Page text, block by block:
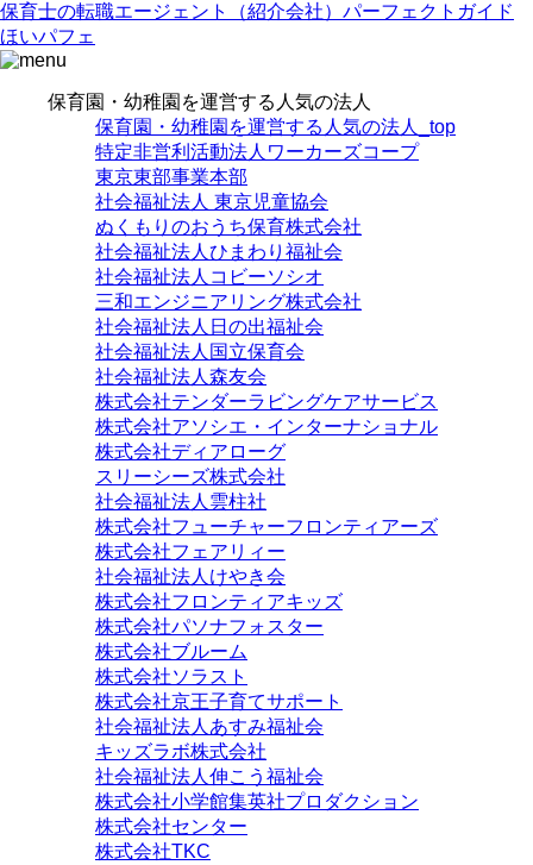
保育士の転職エージェント（紹介会社）パーフェクトガイド
ほいパフェ
保育園・幼稚園を運営する人気の法人
保育園・幼稚園を運営する人気の法人_top
特定非営利活動法人ワーカーズコープ
東京東部事業本部
社会福祉法人 東京児童協会
ぬくもりのおうち保育株式会社
社会福祉法人ひまわり福祉会
社会福祉法人コビーソシオ
三和エンジニアリング株式会社
社会福祉法人日の出福祉会
社会福祉法人国立保育会
社会福祉法人森友会
株式会社テンダーラビングケアサービス
株式会社アソシエ・インターナショナル
株式会社ディアローグ
スリーシーズ株式会社
社会福祉法人雲柱社
株式会社フューチャーフロンティアーズ
株式会社フェアリィー
社会福祉法人けやき会
株式会社フロンティアキッズ
株式会社パソナフォスター
株式会社ブルーム
株式会社ソラスト
株式会社京王子育てサポート
社会福祉法人あすみ福祉会
キッズラボ株式会社
社会福祉法人伸こう福祉会
株式会社小学館集英社プロダクション
株式会社センター
株式会社TKC